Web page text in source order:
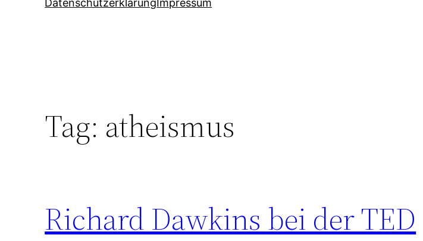
DatenschutzerklärungImpressum
Tag: atheismus
Richard Dawkins bei der TED